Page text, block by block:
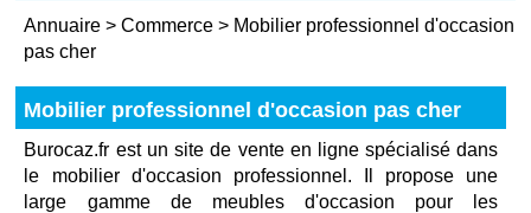
Annuaire >Commerce > Mobilier professionnel d'occasion
pas cher
Mobilier professionnel d'occasion pas cher
Burocaz.fr est un site de vente en ligne spécialisé dans
le mobilier d'occasion professionnel. Il propose une
large gamme de meubles d'occasion pour les